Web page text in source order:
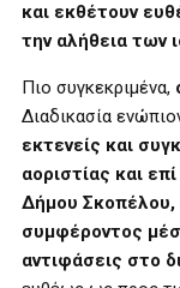
και εκθέτουν
την αλήθεια των
Πιο συγκεκριμένα,
Διαδικασία
εκτενείς και
αοριστίας και
Δήμου Σκοπέλου,
συμφέροντος
αντιφάσεις στο